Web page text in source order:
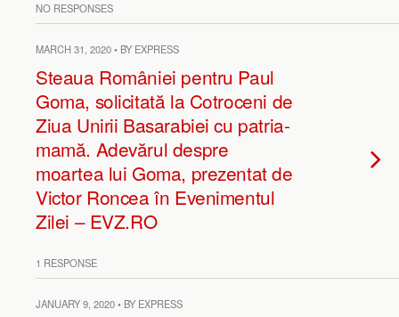
NO RESPONSES
MARCH 31, 2020 • BY EXPRESS
Steaua României pentru Paul
Goma, solicitată la Cotroceni de
Ziua Unirii Basarabiei cu patria-
mamă. Adevărul despre
moartea lui Goma, prezentat de
Victor Roncea în Evenimentul
Zilei – EVZ.RO
1 RESPONSE
JANUARY 9, 2020 • BY EXPRESS